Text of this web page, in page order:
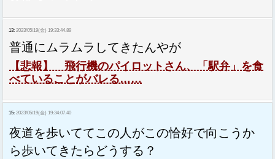
13: 2023/05/19(金) 19:33:44.89
普通にムラムラしてきたんやが
【悲報】 飛行機のパイロットさん、「駅弁」を食
べていることがバレる……
15: 2023/05/19(金) 19:34:07.40
夜道を歩いててこの人がこの恰好で向こうか
ら歩いてきたらどうする？